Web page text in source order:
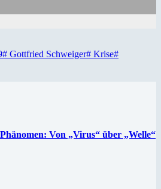
# Gottfried Schweiger# Krise#
Von „Virus“ über „Welle“